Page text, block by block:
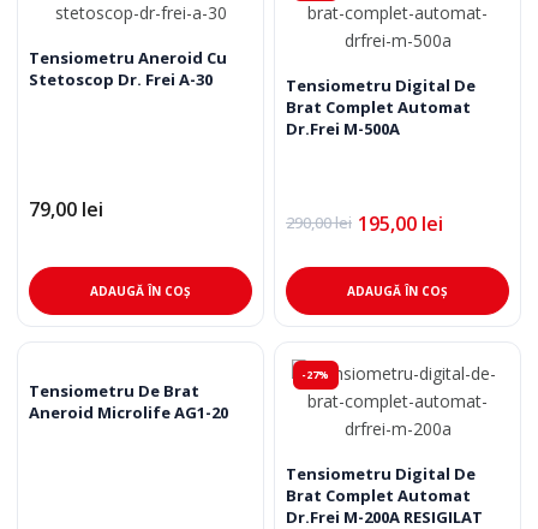
Tensiometru Aneroid Cu
Stetoscop Dr. Frei A-30
79,00 lei
ADAUGĂ ÎN COȘ
Tensiometru Digital De
Brat Complet Automat
Dr.Frei M-500A
290,00lei
Prețul
a
fost:
290,00 lei.
195,00 lei
Prețul
este:
195,00 lei.ADAUGĂ ÎN COȘ
Tensiometru De Brat
Aneroid Microlife AG1-20
-27%
Tensiometru Digital De
Brat Complet Automat
Dr.Frei M-200A RESIGILAT